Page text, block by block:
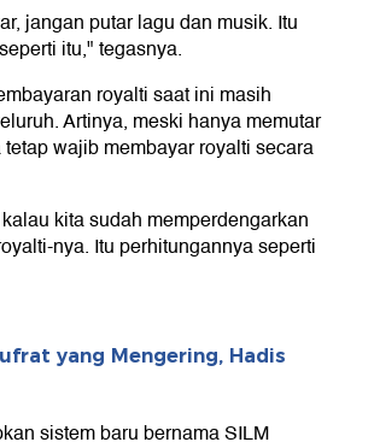
jangan putar lagu dan musik. Itu
itu," tegasnya.
royalti saat ini masih
Artinya, meski hanya memutar
wajib membayar royalti secara
kita sudah memperdengarkan
nya. Itu perhitungannya seperti
yang Mengering, Hadis
sistem baru bernama SILM